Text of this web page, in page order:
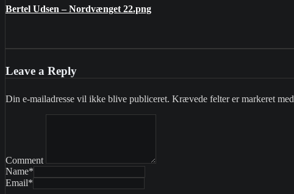
Bertel Udsen – Nordvænget 22.png
Leave a Reply
Din e-mailadresse vil ikke blive publiceret. Krævede felter er markeret med
Comment
Name*
Email*